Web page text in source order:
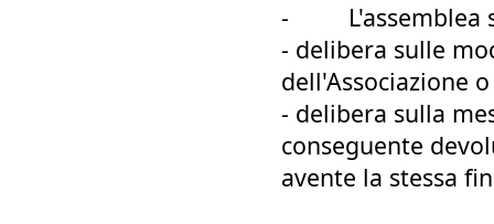
-
- delibera sulle
dell'Associazione
- delibera sulla
conseguente
avente la stessa